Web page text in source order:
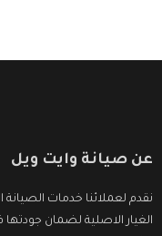
عن صيانة وايت ويل
نقدم لعملائنا خدمات
الغيار الاصلية لضمان